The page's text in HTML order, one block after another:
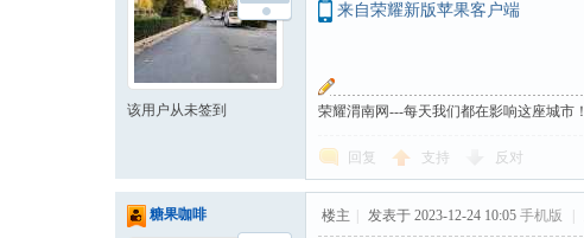
该用户从未签到
来自荣耀新版苹果客户端
荣耀渭南网---每天我们都在影响这座城市！
回复 支持 反对
糖果咖啡 楼主 发表于 2023-12-24 10:05 手机版